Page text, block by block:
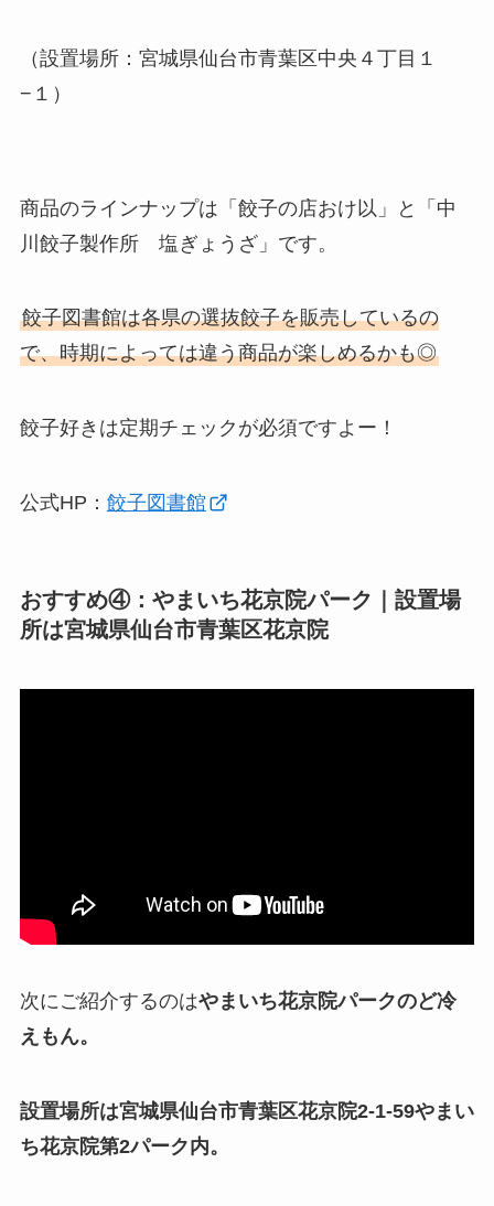
（設置場所：宮城県仙台市青葉区中央４丁目１
−１）
商品のラインナップは「餃子の店おけ以」と「中
川餃子製作所 塩ぎょうざ」です。
餃子図書館は各県の選抜餃子を販売しているの
で、時期によっては違う商品が楽しめるかも◎
餃子好きは定期チェックが必須ですよー！
公式HP： 餃子図書館
おすすめ④：やまいち花京院パーク｜設置場
所は宮城県仙台市青葉区花京院
次にご紹介するのはやまいち花京院パークのど冷
えもん。
設置場所は宮城県仙台市青葉区花京院2-1-59やまい
ち花京院第2パーク内。